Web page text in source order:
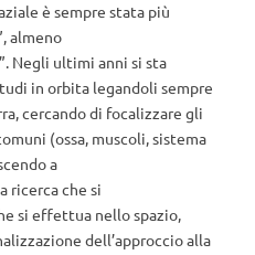
è sempre stata più
almeno
Negli ultimi anni si sta
in orbita legandoli sempre
cercando di focalizzare gli
(ossa, muscoli, sistema
a
ricerca che si
si effettua nello spazio,
dell’approccio alla